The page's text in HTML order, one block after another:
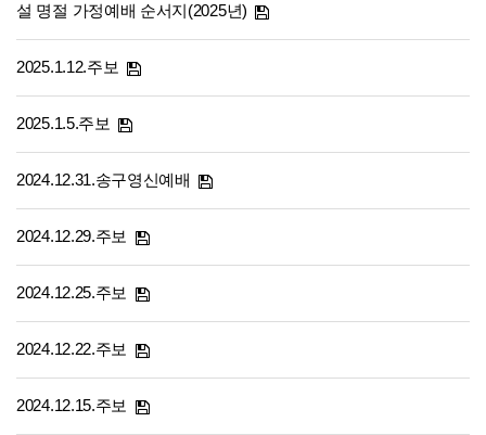
설 명절 가정예배 순서지(2025년)
2025.1.12.주보
2025.1.5.주보
2024.12.31.송구영신예배
2024.12.29.주보
2024.12.25.주보
2024.12.22.주보
2024.12.15.주보